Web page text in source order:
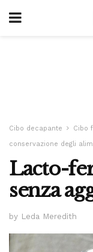
Cibo decapante Cibo
conservazione degli
Lacto-
senza
by Leda Meredith